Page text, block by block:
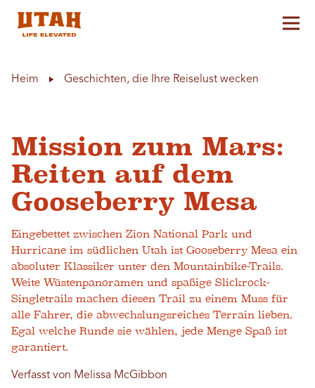
Heim Geschichten, die Ihre Reiselust wecken
Mission zum Mars:
Reiten auf dem
Gooseberry Mesa
Eingebettet zwischen Zion National Park und
Hurricane im südlichen Utah ist Gooseberry Mesa ein
absoluter Klassiker unter den Mountainbike-Trails.
Weite Wüstenpanoramen und spaßige Slickrock-
Singletrails machen diesen Trail zu einem Muss für
alle Fahrer, die abwechslungsreiches Terrain lieben.
Egal welche Runde sie wählen, jede Menge Spaß ist
garantiert.
Verfasst von Melissa McGibbon